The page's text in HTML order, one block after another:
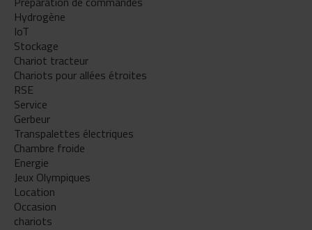
Hydrogène
IoT
Stockage
Chariot tracteur
Chariots pour allées étroites
RSE
Service
Gerbeur
Transpalettes électriques
Chambre froide
Energie
Jeux Olympiques
Location
Occasion
chariots